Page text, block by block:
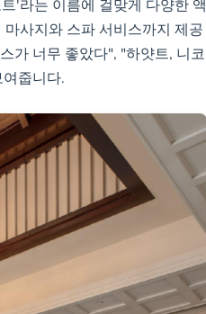
'라는 이름에 걸맞게 다양한 액
사지와 스파 서비스까지 제공
가 너무 좋았다", "하얏트, 니코
줍니다.